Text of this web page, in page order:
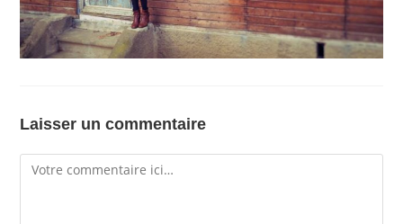
Laisser un commentaire